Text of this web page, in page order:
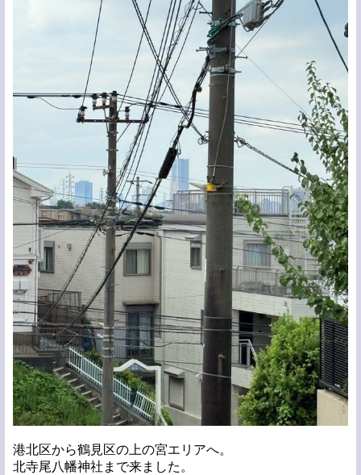
港北区から鶴見区の上の宮エリアへ。
北寺尾八幡神社まで来ました。